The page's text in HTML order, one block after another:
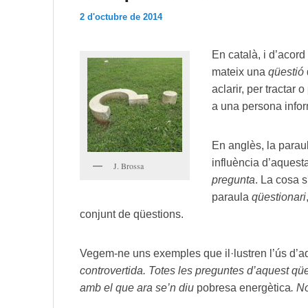
2 d'octubre de 2014
J. Brossa
En català, i
mateix una qüestió
aclarir, per tractar
a una persona
En anglès, la
influència
pregunta. La cosa
paraula qüestionari
conjunt de qüestions.
Vegem-ne uns exemples que il·lustren l’ús
controvertida. Totes les preguntes d’aquest
amb el que ara se’n diu pobresa energètica.